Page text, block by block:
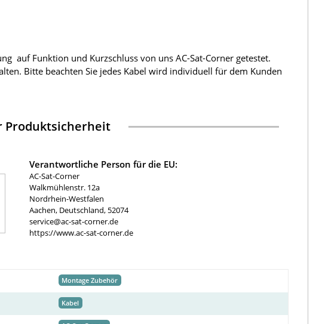
auf Funktion und Kurzschluss von uns AC-Sat-Corner getestet.
Bitte beachten Sie jedes Kabel wird individuell für dem Kunden
Produktsicherheit
Verantwortliche Person für die EU:
AC-Sat-Corner
Walkmühlenstr. 12a
Nordrhein-Westfalen
Aachen, Deutschland, 52074
service@ac-sat-corner.de
https://www.ac-sat-corner.de
Montage Zubehör
Kabel